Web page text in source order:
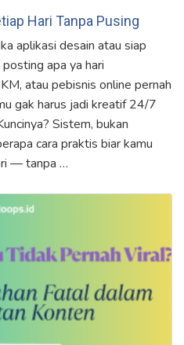
Hari Tanpa Pusing
aplikasi desain atau siap
apa ya hari
atau pebisnis online pernah
gak harus jadi kreatif 24/7
Sistem, bukan
cara praktis biar kamu
— tanpa …